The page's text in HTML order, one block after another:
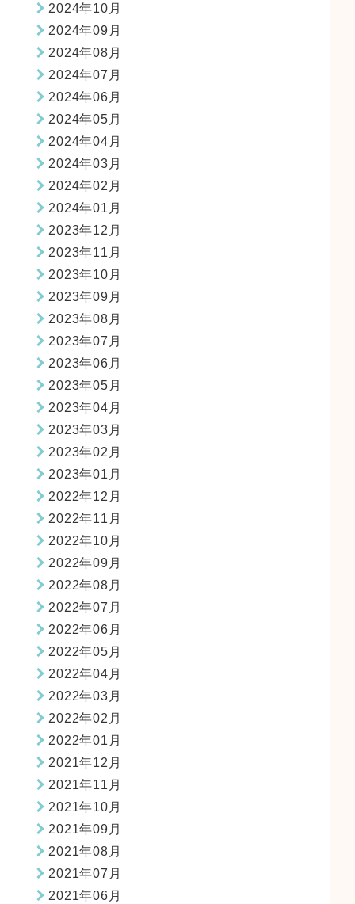
2024年10月
2024年09月
2024年08月
2024年07月
2024年06月
2024年05月
2024年04月
2024年03月
2024年02月
2024年01月
2023年12月
2023年11月
2023年10月
2023年09月
2023年08月
2023年07月
2023年06月
2023年05月
2023年04月
2023年03月
2023年02月
2023年01月
2022年12月
2022年11月
2022年10月
2022年09月
2022年08月
2022年07月
2022年06月
2022年05月
2022年04月
2022年03月
2022年02月
2022年01月
2021年12月
2021年11月
2021年10月
2021年09月
2021年08月
2021年07月
2021年06月